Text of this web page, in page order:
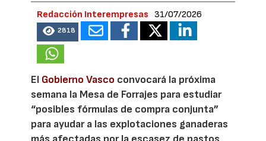
Redacción Interempresas 31/07/2026
2818
El Gobierno Vasco convocará la próxima
semana la Mesa de Forrajes para estudiar
“posibles fórmulas de compra conjunta”
para ayudar a las explotaciones ganaderas